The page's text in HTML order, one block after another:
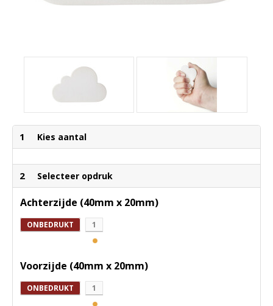
1 Kies aantal
2 Selecteer opdruk
Achterzijde (40mm x 20mm)
ONBEDRUKT 1
Voorzijde (40mm x 20mm)
ONBEDRUKT 1